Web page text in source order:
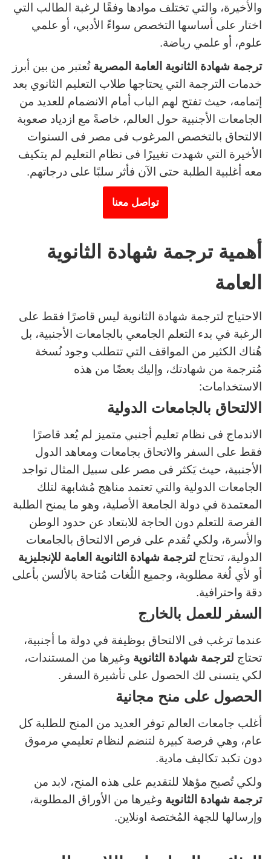
والأخيرة، والتي تختلف موادها وفقًا لرغبة الطالب التي
اختار على أساسها التخصص سواءً الأدبي، أو علمي
علوم، أو علمي رياضة.
ترجمة شهادة الثانوية العامة المصرية تُعتبر من بين أبرز
خدمات الترجمة التي يحتاجها طلاب التعليم الثانوي بعد
إتمامه، حيث تفتح لهم الباب أمام الانضمام للعديد من
الجامعات الأجنبية حول العالم، خاصةً مع ازدياد صعوبة
الالتحاق بالتخصص المرغوب فى مصر فى السنوات
الأخيرة التي شهدت تغييرًا فى نظام التعليم لم يتكيف
معه أغلبية الطلبة حتى الآن فأثر سلبًا على درجاتهم.
تواصل معنا
أهمية ترجمة شهادة الثانوية
العامة
الاحتياج لترجمة شهادة الثانوية ليس قاصرًا فقط على
الرغبة في بدء التعلم الجامعي بالجامعات الأجنبية، بل
هُناك الكثير من المواقف التي تتطلب وجود نُسخة
مُترجمة من شهادتك، وإليك بعضًا من هذه
الاستخدامات:
الالتحاق بالجامعات الدولية
الاندماج فى نظام تعليم أجنبي متميز لم يُعد قاصرًا
فقط على السفر والاتحاق بجامعات ومعاهد الدول
الأجنبية، حيث يَكثر فى مصر على سبيل المثال تواجد
الجامعات الدولية والتي تعتمد مناهج مُشابهة لتلك
المعتمدة في دولة الجامعة الأصلية، وهو ما يمنح الطلبة
الفرصة للتعلم دون الحاجة للابتعاد عن حدود الوطن
والأسرة، ولكي تُقدم على فرص الالتحاق بالجامعات
الدولية، تحتاج لترجمة شهادة الثانوية العامة للإنجليزية
أو لأي لُغة مطلوبة، وجميع اللُغات مُتاحة بالألسن بأعلى
دقة واحترافية.
السفر للعمل بالخارج
عندما ترغب فى الالتحاق بوظيفة في دولة ما أجنبية،
تحتاج لترجمة شهادة الثانوية وغيرها من المستندات،
لكي يتسنى لك الحصول على تأشيرة السفر.
الحصول على منح مجانية
أغلب جامعات العالم توفر العديد من المنح للطلبة كل
عام، وهي فرصة كبيرة لتنضم لنظام تعليمي مرموق
دون تكبد تكاليف مادية.
ولكي تُصبح مؤهلا للتقديم على هذه المنح، لابد من
ترجمة شهادة الثانوية وغيرها من الأوراق المطلوبة،
وإرسالها للجهة المُختصة اونلاين.